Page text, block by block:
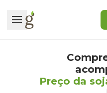
Preço da